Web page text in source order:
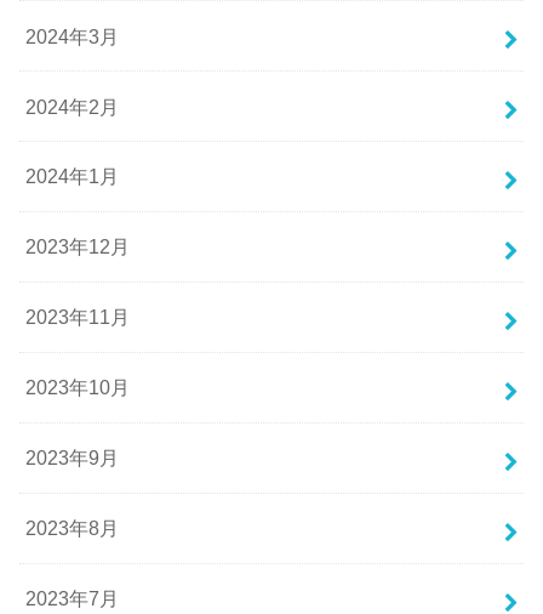
2024年3月
2024年2月
2024年1月
2023年12月
2023年11月
2023年10月
2023年9月
2023年8月
2023年7月